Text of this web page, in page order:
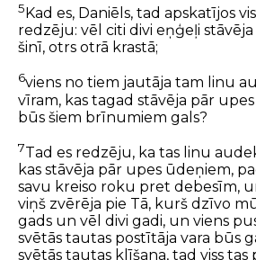
5 Kad es, Daniēls, tad apskatījos
redzēju: vēl citi divi eņģeļi
šinī, otrs otrā krastā;
6viens no tiem jautāja tam linu
vīram, kas tagad stāvēja pār
būs šiem brīnumiem gals?
7Tad es redzēju, ka tas linu
kas stāvēja pār upes ūdeņiem,
savu kreiso roku pret debesīm,
viņš zvērēja pie Tā, kurš dzīvo
gads un vēl divi gadi, un viens
svētās tautas postītāja vara būs
svētās tautas klīšana, tad viss tas